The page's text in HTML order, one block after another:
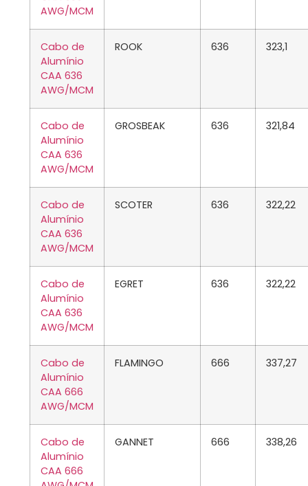
AWG/MCM
Cabo de
Alumínio
CAA 636
AWG/MCM
ROOK 636 323,1
Cabo de
Alumínio
CAA 636
AWG/MCM
GROSBEAK 636 321,84
Cabo de
Alumínio
CAA 636
AWG/MCM
SCOTER 636 322,22
Cabo de
Alumínio
CAA 636
AWG/MCM
EGRET 636 322,22
Cabo de
Alumínio
CAA 666
AWG/MCM
FLAMINGO 666 337,27
Cabo de
Alumínio
CAA 666
GANNET 666 338,26